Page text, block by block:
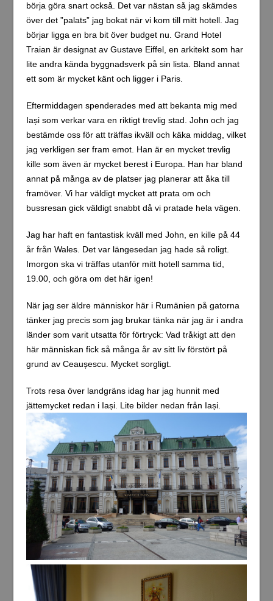
börja göra snart också. Det var nästan så jag skämdes
över det ”palats” jag bokat när vi kom till mitt hotell. Jag
börjar ligga en bra bit över budget nu. Grand Hotel
Traian är designat av Gustave Eiffel, en arkitekt som har
lite andra kända byggnadsverk på sin lista. Bland annat
ett som är mycket känt och ligger i Paris.
Eftermiddagen spenderades med att bekanta mig med
Iași som verkar vara en riktigt trevlig stad. John och jag
bestämde oss för att träffas ikväll och käka middag, vilket
jag verkligen ser fram emot. Han är en mycket trevlig
kille som även är mycket berest i Europa. Han har bland
annat på många av de platser jag planerar att åka till
framöver. Vi har väldigt mycket att prata om och
bussresan gick väldigt snabbt då vi pratade hela vägen.
Jag har haft en fantastisk kväll med John, en kille på 44
år från Wales. Det var längesedan jag hade så roligt.
Imorgon ska vi träffas utanför mitt hotell samma tid,
19.00, och göra om det här igen!
När jag ser äldre människor här i Rumänien på gatorna
tänker jag precis som jag brukar tänka när jag är i andra
länder som varit utsatta för förtryck: Vad tråkigt att den
här människan fick så många år av sitt liv förstört på
grund av Ceaușescu. Mycket sorgligt.
Trots resa över landgräns idag har jag hunnit med
jättemycket redan i Iași. Lite bilder nedan från Iași.